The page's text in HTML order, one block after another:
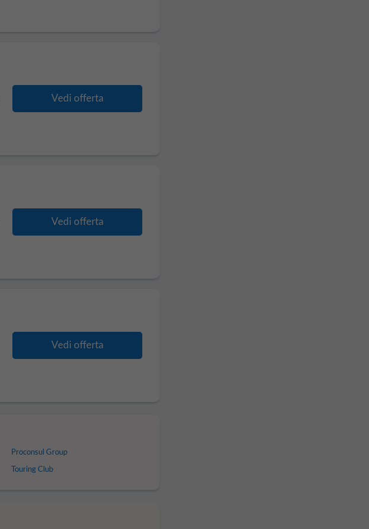
Vedi offerta
Vedi offerta
Vedi offerta
Proconsul Group
Touring Club